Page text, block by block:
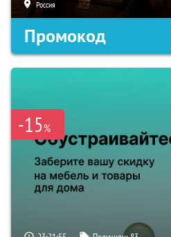
Россия
Промокод
-15%